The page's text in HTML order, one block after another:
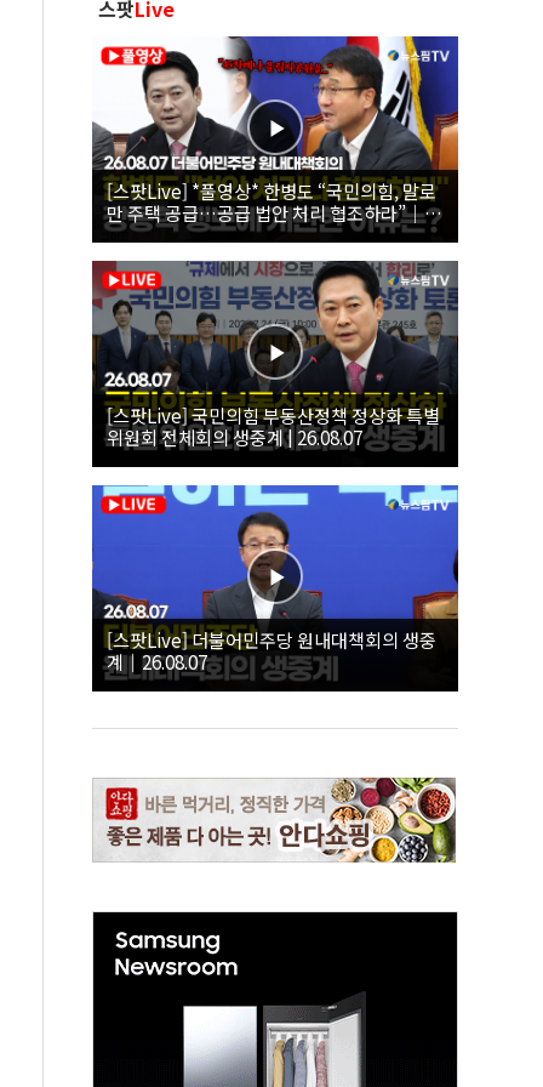
스팟Live
[스팟Live] *풀영상* 한병도 “국민의힘, 말로
만 주택 공급…공급 법안 처리 협조하라”｜
26.08.07 더불어민주당 원내대책회의
[스팟Live] 국민의힘 부동산정책 정상화 특별
위원회 전체회의 생중계 | 26.08.07
[스팟Live] 더불어민주당 원내대책회의 생중
계｜26.08.07